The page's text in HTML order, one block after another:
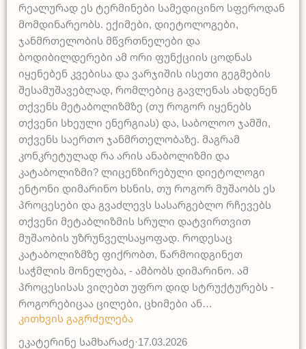
რეალურად ეს ტერმინები სამედიცინო სფეროდან
მომდინარეობს. ექიმები, დიეტოლოგები,
ჯანმრთელობის მწვრთნელები და
ბოდიბილდერები ამ ორი ფუნქციის ცოდნას
იყენებენ კვებისა და ვარჯიშის ისეთი გეგმების
შესამუშავებლად, რომლებიც გავლენას ახდენენ
თქვენს მეტაბოლიზმზე (თუ როგორ იყენებს
თქვენი სხეული ენერგიას) და, საბოლოო ჯამში,
თქვენს საერთო ჯანმრთელობაზე. მაგრამ
კონკრეტულად რა არის ანაბოლიზმი და
კატაბოლიზმი? ლიცენზირებული დიეტოლოგი
ენტონი დიმარინო ხსნის, თუ როგორ მუშაობს ეს
პროცესები და გვაძლევს სასარგებლო რჩევებს
თქვენი მეტაბლიზმის სრული დატვირთვით
მუშაობის უზრუნველსაყოფად. როდესაც
კატაბოლიზმზე ფიქრობთ, წარმოიდგინეთ
საჭმლის მონელება, - ამბობს დიმარინო. ამ
პროცესისას ვიღებთ უფრო დიდ სტრუქტურებს -
როგორებიცაა ცილები, ცხიმები ან…
კითხვის გაგრძელება
ეკატერინე სამხარაძე·17.03.2026